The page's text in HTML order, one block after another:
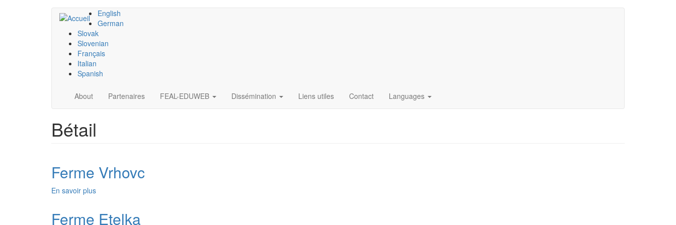
English
German
Slovak
Slovenian
Français
Italian
Spanish
Main
navigation
About Partenaires FEAL-EDUWEB Dissémination Liens utiles Contact Languages
Bétail
Ferme Vrhovc
En savoir plus
Ferme Etelka